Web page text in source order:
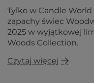
Tylko w Candle
zapachy świec
2025 w wyjątkowej
Woods Collection.
Czytaj więcej